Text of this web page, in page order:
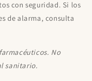
con seguridad. Si los
de alarma, consulta
No
sanitario.